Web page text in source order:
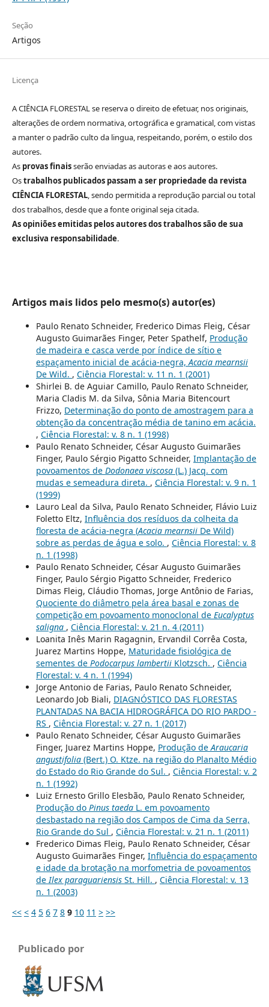
Seção
Artigos
Licença
A CIÊNCIA FLORESTAL se reserva o direito de efetuar, nos originais,
alterações de ordem normativa, ortográfica e gramatical, com vistas
a manter o padrão culto da lingua, respeitando, porém, o estilo dos
autores.
As provas finaisserão enviadas as autoras e aos autores.
Ostrabalhos publicados passam a ser propriedade da revista
CIÊNCIA FLORESTAL, sendo permitida a reprodução parcial ou total
dos trabalhos, desde que a fonte original seja citada.
As opiniões emitidas pelos autores dos trabalhos são de sua
exclusiva responsabilidade.
Artigos mais lidos pelo mesmo(s) autor(es)
Paulo Renato Schneider, Frederico Dimas Fleig, César
Augusto Guimarães Finger, Peter Spathelf, Produção
de madeira e casca verde por índice de sítio e
espaçamento inicial de acácia-negra,Acacia mearnsii
De Wild. , Ciência Florestal: v. 11 n. 1 (2001)
Shirlei B. de Aguiar Camillo, Paulo Renato Schneider,
Maria Cladis M. da Silva, Sônia Maria Bitencourt
Frizzo, Determinação do ponto de amostragem para a
obtenção da concentração média de tanino em acácia.
, Ciência Florestal: v. 8 n. 1 (1998)
Paulo Renato Schneider, César Augusto Guimarães
Finger, Paulo Sérgio Pigatto Schneider, Implantação de
povoamentos de Dodonaea viscosa (L.) Jacq. com
mudas e semeadura direta. , Ciência Florestal: v. 9 n. 1
(1999)
Lauro Leal da Silva, Paulo Renato Schneider, Flávio Luiz
Foletto Eltz, Influência dos resíduos da colheita da
floresta de acácia-negra (Acacia mearnsii De Wild)
sobre as perdas de água e solo. , Ciência Florestal: v. 8
n. 1 (1998)
Paulo Renato Schneider, César Augusto Guimarães
Finger, Paulo Sérgio Pigatto Schneider, Frederico
Dimas Fleig, Cláudio Thomas, Jorge Antônio de Farias,
Quociente do diâmetro pela área basal e zonas de
competição em povoamento monoclonal de Eucalyptus
saligna , Ciência Florestal: v. 21 n. 4 (2011)
Loanita Inês Marin Ragagnin, Ervandil Corrêa Costa,
Juarez Martins Hoppe, Maturidade fisiológica de
sementes dePodocarpus lambertiiKlotzsch. , Ciência
Florestal: v. 4 n. 1 (1994)
Jorge Antonio de Farias, Paulo Renato Schneider,
Leonardo Job Biali, DIAGNÓSTICO DAS FLORESTAS
PLANTADAS NA BACIA HIDROGRÁFICA DO RIO PARDO -
RS , Ciência Florestal: v. 27 n. 1 (2017)
Paulo Renato Schneider, César Augusto Guimarães
Finger, Juarez Martins Hoppe, Produção deAraucaria
angustifolia(Bert.) O. Ktze. na região do Planalto Médio
do Estado do Rio Grande do Sul. , Ciência Florestal: v. 2
n. 1 (1992)
Luiz Ernesto Grillo Elesbão, Paulo Renato Schneider,
Produção do Pinus taedaL. em povoamento
desbastado na região dos Campos de Cima da Serra,
Rio Grande do Sul , Ciência Florestal: v. 21 n. 1 (2011)
Frederico Dimas Fleig, Paulo Renato Schneider, César
Augusto Guimarães Finger, Influência do espaçamento
e idade da brotação na morfometria de povoamentos
deIlex paraguariensisSt. Hill. , Ciência Florestal: v. 13
n. 1 (2003)
<< < 4 5 6 7 8 9 10 11 > >>
Publicado por